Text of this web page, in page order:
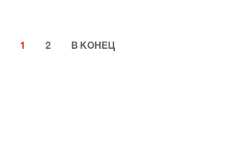
1 2 В КОНЕЦ